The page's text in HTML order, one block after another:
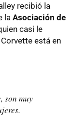
recibió la
la Asociación de
casi le
está en
son muy